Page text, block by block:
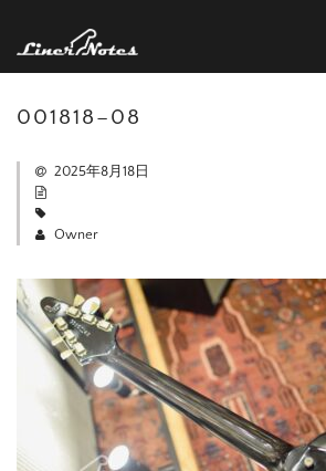
001818–08
2025年8月18日
Owner